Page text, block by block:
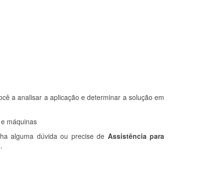
a analisar a aplicação e determinar a solução em
máquinas
alguma dúvida ou precise de Assistência para